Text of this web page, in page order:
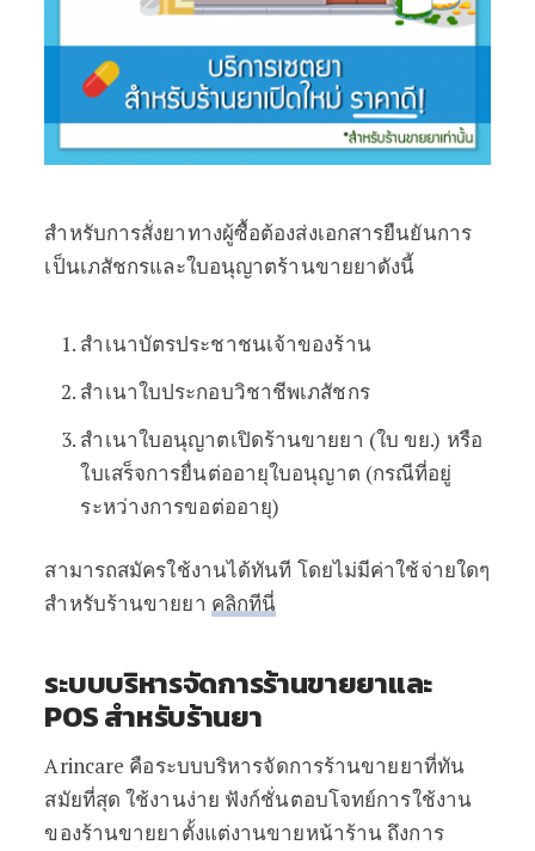
สำหรับการสั่งยาทางผู้ซื้อต้องส่งเอกสารยืนยันการ
เป็นเภสัชกรและใบอนุญาตร้านขายยาดังนี้
สำเนาบัตรประชาชนเจ้าของร้าน
สำเนาใบประกอบวิชาชีพเภสัชกร
สำเนาใบอนุญาตเปิดร้านขายยา (ใบ ขย.) หรือ
ใบเสร็จการยื่นต่ออายุใบอนุญาต (กรณีที่อยู่
ระหว่างการขอต่ออายุ)
สามารถสมัครใช้งานได้ทันที โดยไม่มีค่าใช้จ่ายใดๆ
สำหรับร้านขายยา คลิกทีนี่
ระบบบริหารจัดการร้านขายยาและ
POS สำหรับร้านยา
Arincare คือระบบบริหารจัดการร้านขายยาที่ทัน
สมัยที่สุด ใช้งานง่าย ฟังก์ชั่นตอบโจทย์การใช้งาน
ของร้านขายยาตั้งแต่งานขายหน้าร้าน ถึงการ